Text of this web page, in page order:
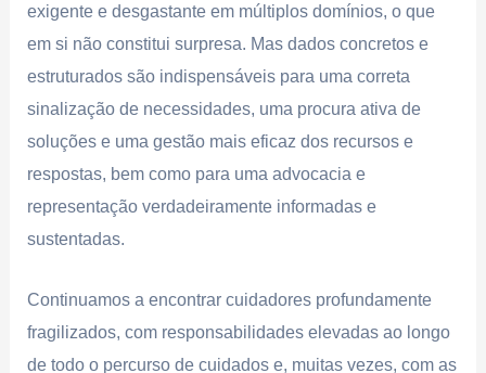
exigente e desgastante em múltiplos domínios, o que
em si não constitui surpresa. Mas dados concretos e
estruturados são indispensáveis para uma correta
sinalização de necessidades, uma procura ativa de
soluções e uma gestão mais eficaz dos recursos e
respostas, bem como para uma advocacia e
representação verdadeiramente informadas e
sustentadas.
Continuamos a encontrar cuidadores profundamente
fragilizados, com responsabilidades elevadas ao longo
de todo o percurso de cuidados e, muitas vezes, com as